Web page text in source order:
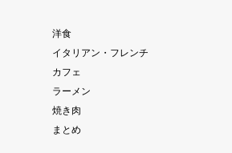
洋食
イタリアン・フレンチ
カフェ
ラーメン
焼き肉
まとめ